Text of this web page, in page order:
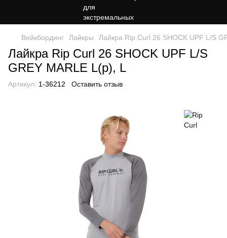
Вейкбординг Лайкры Лайкра Rip Curl 26 SHOCK UPF L/S
Лайкра Rip Curl 26 SHOCK UPF L/S
GREY MARLE L(р), L
Артикул: 1-36212 Оставить отзыв